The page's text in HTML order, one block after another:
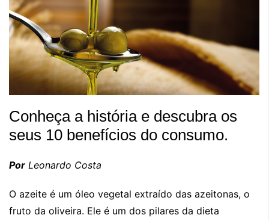
Conheça a história e descubra os
seus 10 benefícios do consumo.
Por Leonardo Costa
O azeite é um óleo vegetal extraído das azeitonas, o
fruto da oliveira. Ele é um dos pilares da dieta